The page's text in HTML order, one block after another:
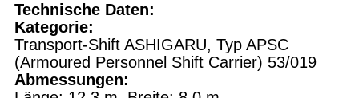
Technische Daten:
Kategorie:
Transport-Shift ASHIGARU, Typ APSC
(Armoured Personnel Shift Carrier) 53/019
Abmessungen: